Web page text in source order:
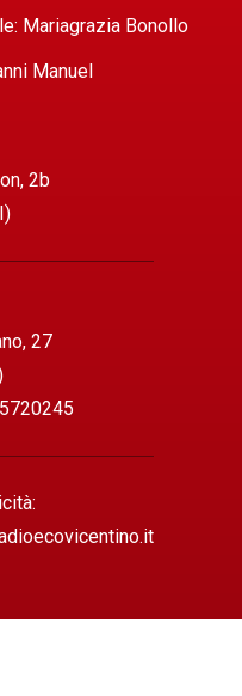
Mariagrazia Bonollo
Manuel
2b
27